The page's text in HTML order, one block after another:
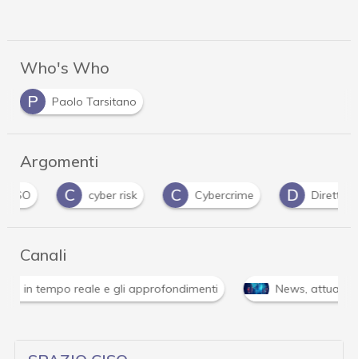
Who's Who
P
Paolo Tarsitano
Argomenti
C
cyber risk C Cybercrime D Direttiva NIS 2
Canali
Attacchi hacker e Malware: le ultime news in tempo